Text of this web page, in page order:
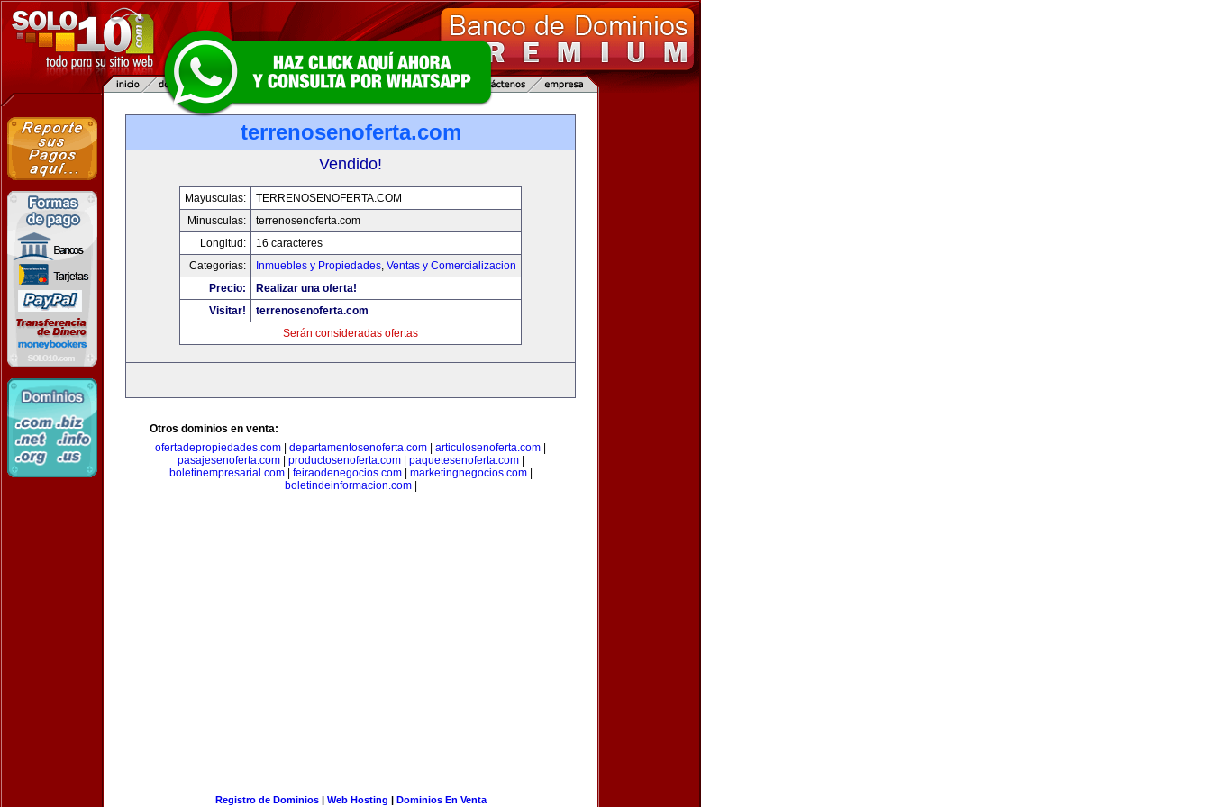
terrenosenoferta.com
Vendido!
Mayusculas:
TERRENOSENOFERTA.COM
Minusculas:
terrenosenoferta.com
Longitud:
16 caracteres
Categorias:
Inmuebles y Propiedades, Ventas y Comercializacion
Precio:
Realizar una oferta!
Visitar!
terrenosenoferta.com
Serán consideradas ofertas
Otros dominios en venta:
ofertadepropiedades.com
departamentosenoferta.com articulosenoferta.com
pasajesenoferta.com| productosenoferta.com| paquetesenoferta.com|
boletinempresarial.com| feiraodenegocios.com| marketingnegocios.com|
boletindeinformacion.com|
Registro de Dominios| Web Hosting | Dominios En Venta